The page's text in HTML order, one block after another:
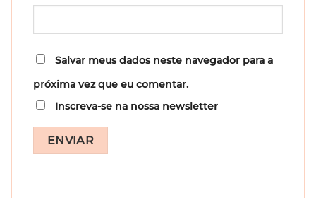
Salvar meus dados neste navegador para a
próxima vez que eu comentar.
Inscreva-se na nossa newsletter